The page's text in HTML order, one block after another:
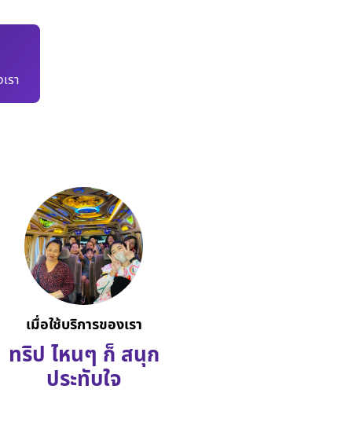
รา
เมื่อใช้บริการของเรา
ทริป ไหนๆ ก็ สนุก
ประทับใจ